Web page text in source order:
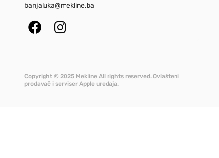
banjaluka@mekline.ba
Copyright © 2025 Mekline All rights reserved. Ovlašteni
prodavač i serviser Apple uređaja.